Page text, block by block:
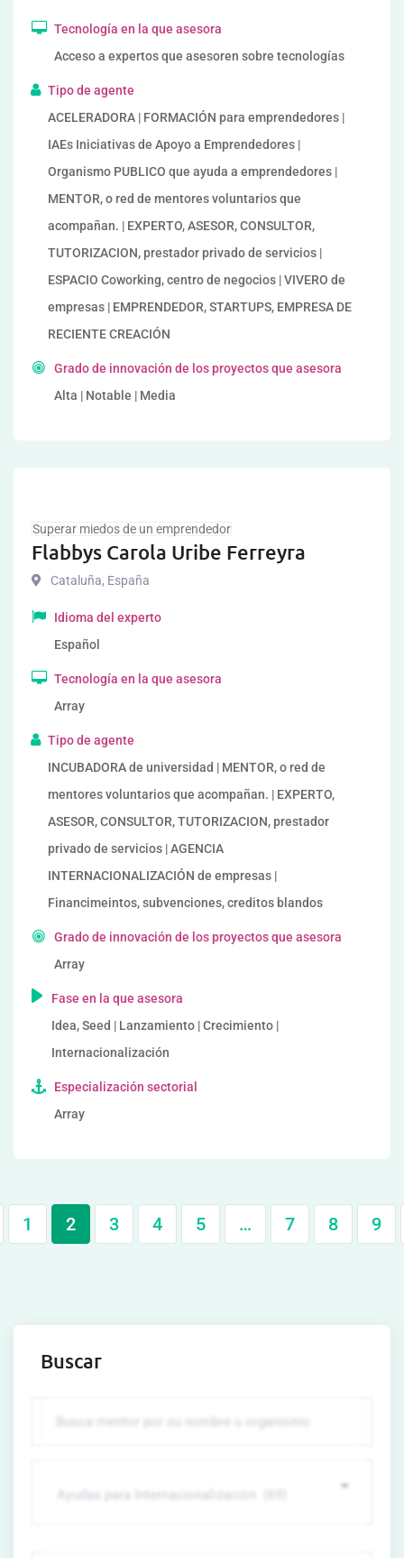
Tecnología en la que asesora
Acceso a expertos que asesoren sobre tecnologías
Tipo de agente
ACELERADORA | FORMACIÓN para emprendedores |
IAEs Iniciativas de Apoyo a Emprendedores |
Organismo PUBLICO que ayuda a emprendedores |
MENTOR, o red de mentores voluntarios que
acompañan. | EXPERTO, ASESOR, CONSULTOR,
TUTORIZACION, prestador privado de servicios |
ESPACIO Coworking, centro de negocios | VIVERO de
empresas | EMPRENDEDOR, STARTUPS, EMPRESA DE
RECIENTE CREACIÓN
Grado de innovación de los proyectos que asesora
Alta | Notable | Media
Superar miedos de un emprendedor
Flabbys Carola Uribe Ferreyra
Cataluña, España
Idioma del experto
Español
Tecnología en la que asesora
Array
Tipo de agente
INCUBADORA de universidad | MENTOR, o red de
mentores voluntarios que acompañan. | EXPERTO,
ASESOR, CONSULTOR, TUTORIZACION, prestador
privado de servicios | AGENCIA
INTERNACIONALIZACIÓN de empresas |
Financimeintos, subvenciones, creditos blandos
Grado de innovación de los proyectos que asesora
Array
Fase en la que asesora
Idea, Seed | Lanzamiento | Crecimiento |
Internacionalización
Especialización sectorial
Array
1 2 3 4 5 … 7 8 9
Buscar